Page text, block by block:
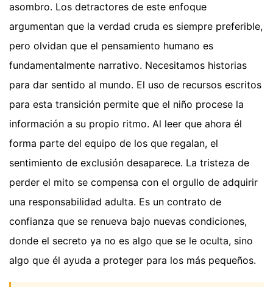
asombro. Los detractores de este enfoque
argumentan que la verdad cruda es siempre preferible,
pero olvidan que el pensamiento humano es
fundamentalmente narrativo. Necesitamos historias
para dar sentido al mundo. El uso de recursos escritos
para esta transición permite que el niño procese la
información a su propio ritmo. Al leer que ahora él
forma parte del equipo de los que regalan, el
sentimiento de exclusión desaparece. La tristeza de
perder el mito se compensa con el orgullo de adquirir
una responsabilidad adulta. Es un contrato de
confianza que se renueva bajo nuevas condiciones,
donde el secreto ya no es algo que se le oculta, sino
algo que él ayuda a proteger para los más pequeños.